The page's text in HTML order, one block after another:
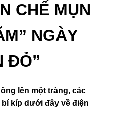
CHẾ MỤN
NGÀY
ĐỎ”
lên một tràng, các
kíp dưới đây về điện